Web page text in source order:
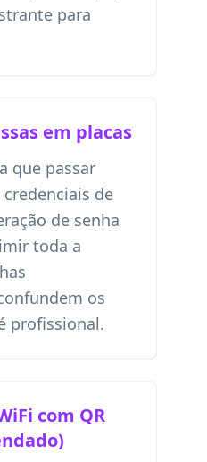
para
em placas
que passar
de
de senha
toda a
os
profissional.
com QR